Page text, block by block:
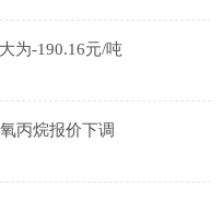
为-190.16元/吨
丙烷报价下调